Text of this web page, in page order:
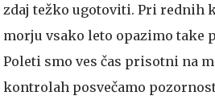
zdaj težko ugotoviti. Pri rednih
morju vsako leto opazimo take
Poleti smo ves čas prisotni na
kontrolah posvečamo